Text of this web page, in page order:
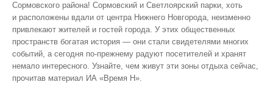
Сормовского района! Сормовский и Светлоярский парки, хоть
и расположены вдали от центра Нижнего Новгорода, неизменно
привлекают жителей и гостей города. У этих общественных
пространств богатая история — они стали свидетелями многих
событий, а сегодня по‑прежнему радуют посетителей и хранят
немало интересного. Узнайте, чем живут эти зоны отдыха сейчас,
прочитав материал ИА «Время Н».